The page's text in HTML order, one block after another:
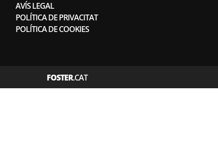
AVÍS LEGAL
POLÍTICA DE PRIVACITAT
POLÍTICA DE COOKIES
FOSTER.CAT